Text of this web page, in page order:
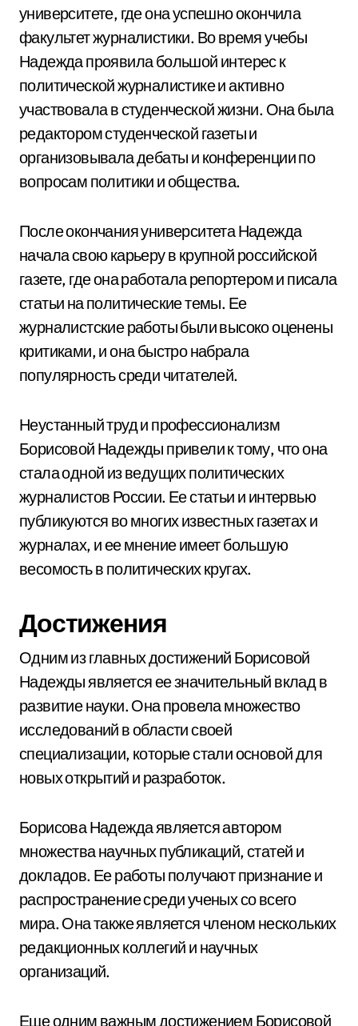
университете, где она успешно окончила
факультет журналистики. Во время учебы
Надежда проявила большой интерес к
политической журналистике и активно
участвовала в студенческой жизни. Она была
редактором студенческой газеты и
организовывала дебаты и конференции по
вопросам политики и общества.
После окончания университета Надежда
начала свою карьеру в крупной российской
газете, где она работала репортером и писала
статьи на политические темы. Ее
журналистские работы были высоко оценены
критиками, и она быстро набрала
популярность среди читателей.
Неустанный труд и профессионализм
Борисовой Надежды привели к тому, что она
стала одной из ведущих политических
журналистов России. Ее статьи и интервью
публикуются во многих известных газетах и
журналах, и ее мнение имеет большую
весомость в политических кругах.
Достижения
Одним из главных достижений Борисовой
Надежды является ее значительный вклад в
развитие науки. Она провела множество
исследований в области своей
специализации, которые стали основой для
новых открытий и разработок.
Борисова Надежда является автором
множества научных публикаций, статей и
докладов. Ее работы получают признание и
распространение среди ученых со всего
мира. Она также является членом нескольких
редакционных коллегий и научных
организаций.
Еще одним важным достижением Борисовой